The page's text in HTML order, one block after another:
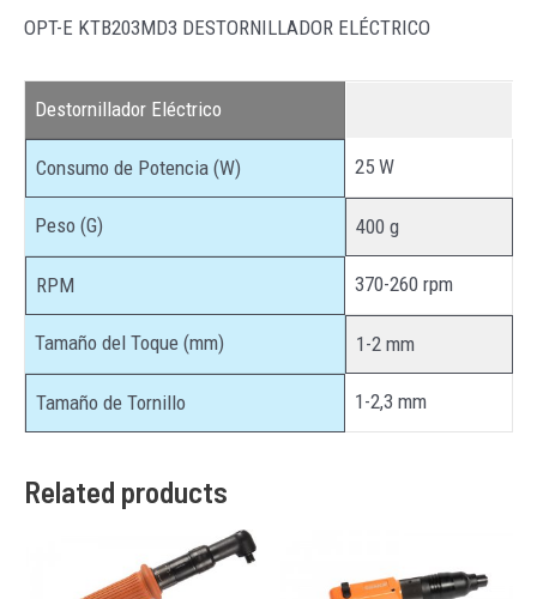
OPT-E KTB203MD3 DESTORNILLADOR ELÉCTRICO
Destornillador Eléctrico
Consumo de Potencia (W) 25 W
Peso (G) 400 g
RPM 370-260 rpm
Tamaño del Toque (mm) 1-2 mm
Tamaño de Tornillo 1-2,3 mm
Related products